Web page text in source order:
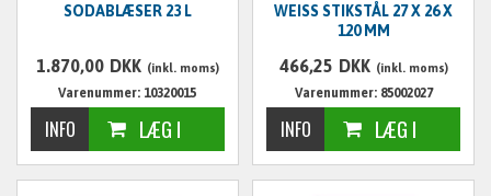
SODABLÆSER 23 L
1.870,00 DKK (inkl. moms)
Varenummer: 10320015
WEISS STIKSTÅL 27 X 26 X
120 MM
466,25 DKK (inkl. moms)
Varenummer: 85002027